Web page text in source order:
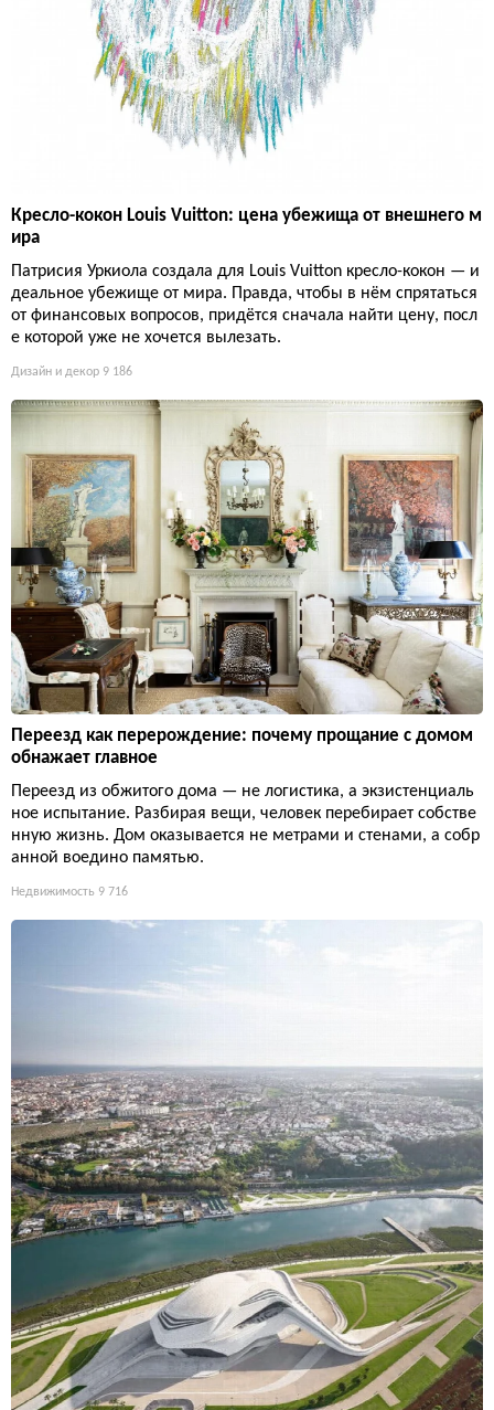
Кресло-кокон Louis Vuitton: цена убежища от внешнего м
ира
Патрисия Уркиола создала для Louis Vuitton кресло-кокон — и
деальное убежище от мира. Правда, чтобы в нём спрятаться
от финансовых вопросов, придётся сначала найти цену, посл
е которой уже не хочется вылезать.
Дизайн и декор 9 186
Переезд как перерождение: почему прощание с домом
обнажает главное
Переезд из обжитого дома — не логистика, а экзистенциаль
ное испытание. Разбирая вещи, человек перебирает собстве
нную жизнь. Дом оказывается не метрами и стенами, а собр
анной воедино памятью.
Недвижимость 9 716